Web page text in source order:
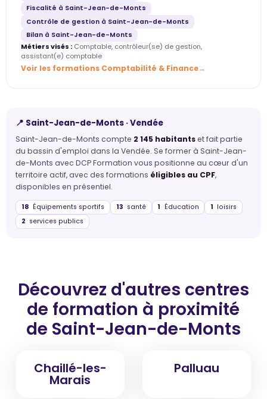
Fiscalité à Saint-Jean-de-Monts
Contrôle de gestion à Saint-Jean-de-Monts
Bilan à Saint-Jean-de-Monts
Métiers visés : Comptable, contrôleur(se) de gestion,
assistant(e) comptable
Voir les formations Comptabilité & Finance
📍 Saint-Jean-de-Monts · Vendée
Saint-Jean-de-Monts compte 2 145 habitantset fait partie
du bassin d'emploi dans la Vendée. Se former à Saint-Jean-
de-Monts avec DCP Formation vous positionne au cœur d'un
territoire actif, avec des formations éligibles au CPF,
disponibles en présentiel.
18 Équipements sportifs 13 santé 1 Éducation 1 loisirs
2 services publics
Découvrez d'autres centres
de formation à proximité
de Saint-Jean-de-Monts
Chaillé-les-
Marais
Palluau